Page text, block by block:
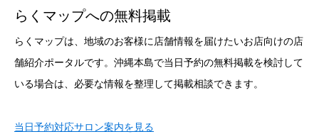
らくマップへの無料掲載
らくマップは、地域のお客様に店舗情報を届けたいお店向けの店
舗紹介ポータルです。沖縄本島で当日予約の無料掲載を検討して
いる場合は、必要な情報を整理して掲載相談できます。
当日予約対応サロン案内を見る